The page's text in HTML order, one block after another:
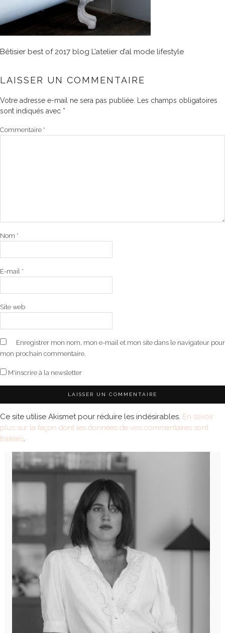
Bêtisier best of 2017 blog L’atelier d’al mode lifestyle
LAISSER UN COMMENTAIRE
Votre adresse e-mail ne sera pas publiée.
Les champs obligatoires
sont indiqués avec *
Commentaire *
Nom *
E-mail *
Site web
Enregistrer mon nom, mon e-mail et mon site dans le navigateur pour
mon prochain commentaire.
M'inscrire à la newsletter
Ce site utilise Akismet pour réduire les indésirables. En savoir
plus sur la façon dont les données de vos commentaires sont
traitées.